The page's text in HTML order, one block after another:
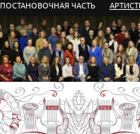
ПОСТАНОВОЧНАЯ ЧАСТЬ